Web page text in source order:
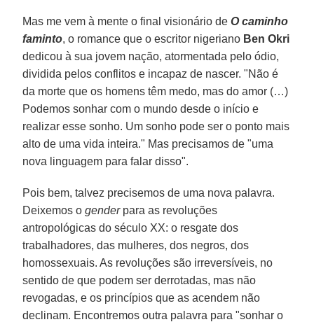
Mas me vem à mente o final visionário deO caminho
faminto, o romance que o escritor nigeriano Ben Okri
dedicou à sua jovem nação, atormentada pelo ódio,
dividida pelos conflitos e incapaz de nascer. "Não é
da morte que os homens têm medo, mas do amor (…)
Podemos sonhar com o mundo desde o início e
realizar esse sonho. Um sonho pode ser o ponto mais
alto de uma vida inteira." Mas precisamos de "uma
nova linguagem para falar disso".
Pois bem, talvez precisemos de uma nova palavra.
Deixemos ogenderpara as revoluções
antropológicas do século XX: o resgate dos
trabalhadores, das mulheres, dos negros, dos
homossexuais. As revoluções são irreversíveis, no
sentido de que podem ser derrotadas, mas não
revogadas, e os princípios que as acendem não
declinam. Encontremos outra palavra para "sonhar o